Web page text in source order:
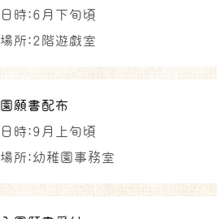
日時:6月下旬頃
場所:2階遊戯室
園願書配布
日時:9月上旬頃
場所:幼稚園事務室